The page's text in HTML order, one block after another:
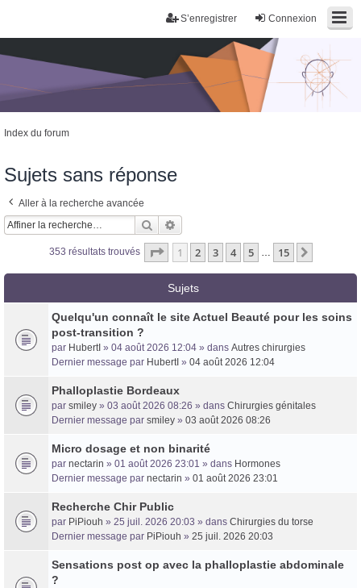
Connexion
S’enregistrer
Trans District
Forum d'information sur les transidentités masculines FtM/FtX/Ft*
Index du forum
Sujets sans réponse
Aller à la recherche avancée
Rechercher
353 résultats trouvés Page 1sur15
1 2 3 4 5 … 15
Sujets
Quelqu'un connaît le site Actuel Beauté pour les soins
post-transition ?
par HubertI » 04 août 2026 12:04 » dans Autres chirurgies
Dernier message par HubertI » 04 août 2026 12:04
Phalloplastie Bordeaux
par smiley » 03 août 2026 08:26 » dans Chirurgies génitales
Dernier message par smiley » 03 août 2026 08:26
Micro dosage et non binarité
par nectarin » 01 août 2026 23:01 » dans Hormones
Dernier message par nectarin » 01 août 2026 23:01
Recherche Chir Public
par PiPiouh » 25 juil. 2026 20:03 » dans Chirurgies du torse
Dernier message par PiPiouh » 25 juil. 2026 20:03
Sensations post op avec la phalloplastie abdominale
?